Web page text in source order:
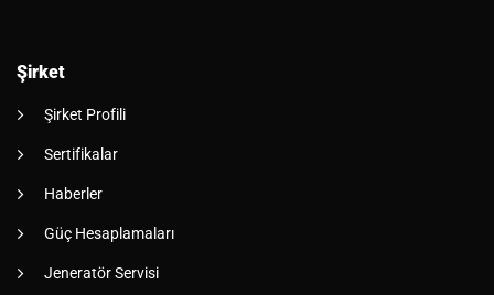
Şirket
Şirket Profili
Sertifikalar
Haberler
Güç Hesaplamaları
Jeneratör Servisi